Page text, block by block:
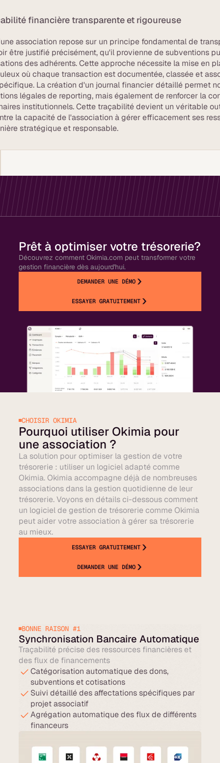
financière transparente et rigoureuse
association repose sur un principe fondamental de
être justifié précisément, qu'il provienne de subventions
des adhérents. Cette approche nécessite la mise en
où chaque transaction est documentée, classée et
La création d'un journal financier détaillé permet
légales de reporting, mais également de renforcer la
institutionnels. Cette traçabilité devient un véritable
la capacité de l'association à gérer efficacement ses
stratégique et responsable.
Prêt à optimiser votre trésorerie?
Découvrez comment Okimia.com peut transformer votre
gestion financière dès aujourd'hui.
DEMANDER UNE DÉMO
ESSAYER GRATUITEMENT
CHOISIR OKIMIA
Pourquoi utiliser Okimia pour
une association ?
La solution pour optimiser la gestion de votre
trésorerie : utiliser un logiciel adapté comme
Okimia. Okimia accompagne déjà de nombreuses
associations dans la gestion quotidienne de leur
trésorerie. Voyons en détails ci-dessous comment
un logiciel de gestion de trésorerie comme Okimia
peut aider votre association à gérer sa trésorerie
au mieux.
ESSAYER GRATUITEMENT
DEMANDER UNE DÉMO
BONNE RAISON #1
Synchronisation Bancaire Automatique
Traçabilité précise des ressources financières et
des flux de financements
Catégorisation automatique des dons,
subventions et cotisations
Suivi détaillé des affectations spécifiques par
projet associatif
Agrégation automatique des flux de différents
financeurs